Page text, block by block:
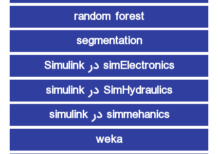
random forest
segmentation
simElectronics در Simulink
SimHydraulics در simulink
simmehanics در simulink
weka